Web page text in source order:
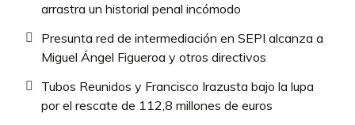
arrastra un historial penal incómodo
Presunta red de intermediación en SEPI alcanza a
Miguel Ángel Figueroa y otros directivos
Tubos Reunidos y Francisco Irazusta bajo la lupa
por el rescate de 112,8 millones de euros